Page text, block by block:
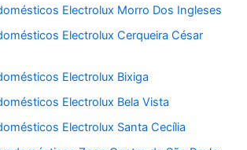
Electrolux Morro Dos Ingleses
Electrolux Cerqueira César
Electrolux Bixiga
Electrolux Bela Vista
Electrolux Santa Cecília